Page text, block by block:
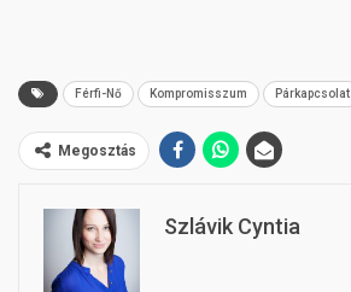
Férfi-Nő Kompromisszum Párkapcsolat
Megosztás
Szlávik Cyntia